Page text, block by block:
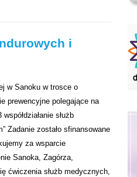
i
w Sanoku w trosce o
prewencyjne polegające na
służb
Zadanie zostało sfinansowane
za wsparcie
Sanoka, Zagórza,
ćwiczenia służb medycznych,